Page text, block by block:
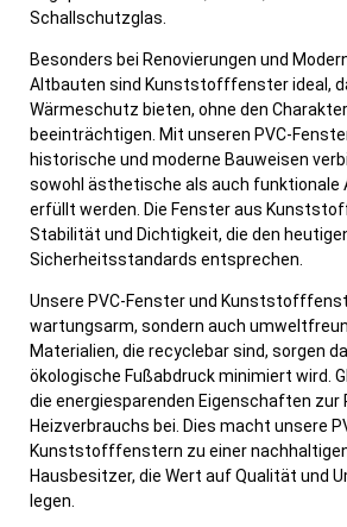
Schallschutzglas.
Besonders bei Renovierungen und
Altbauten sind Kunststofffenster ideal,
Wärmeschutz bieten, ohne den
beeinträchtigen. Mit unseren PVC-
historische und moderne Bauweisen
sowohl ästhetische als auch funktionale
erfüllt werden. Die Fenster aus
Stabilität und Dichtigkeit, die den
Sicherheitsstandards entsprechen.
Unsere PVC-Fenster und
wartungsarm, sondern auch
Materialien, die recyclebar sind, sorgen
ökologische Fußabdruck minimiert wird.
die energiesparenden Eigenschaften zur
Heizverbrauchs bei. Dies macht unsere
Kunststofffenstern zu einer
Hausbesitzer, die Wert auf Qualität und
legen.